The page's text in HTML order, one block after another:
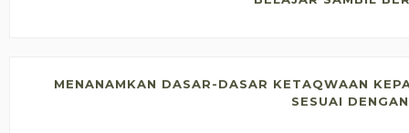
MENANAMKAN DASAR-DASAR KETAQWAAN
SESUAI DENGAN